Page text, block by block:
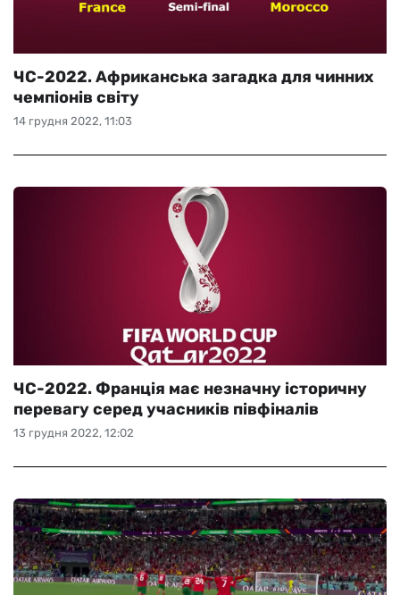
14 грудня 2022, 11:03
ЧС-2022. Африканська загадка для чинних
чемпіонів світу
13 грудня 2022, 12:02
ЧС-2022. Франція має незначну історичну
перевагу серед учасників півфіналів